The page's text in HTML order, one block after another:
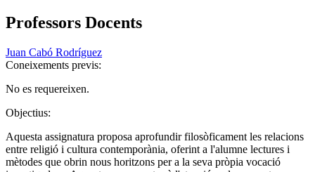
Professors Docents
Juan Cabó Rodríguez
Coneixements previs:
No es requereixen.
Objectius:
Aquesta assignatura proposa aprofundir filosòficament les relacions
entre religió i cultura contemporània, oferint a l'alumne lectures i
mètodes que obrin nous horitzons per a la seva pròpia vocació